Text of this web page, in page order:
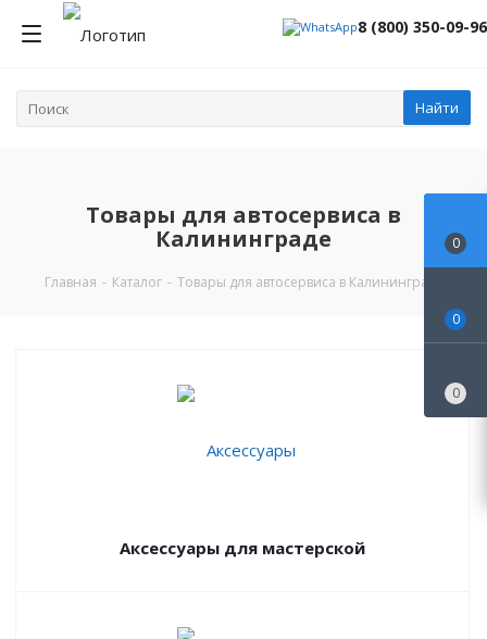
8 (800) 350-09-96
Найти
Товары для автосервиса в
Калининграде
Главная - Каталог - Товары для автосервиса в Калининграде
Аксессуары для мастерской
0
0
0